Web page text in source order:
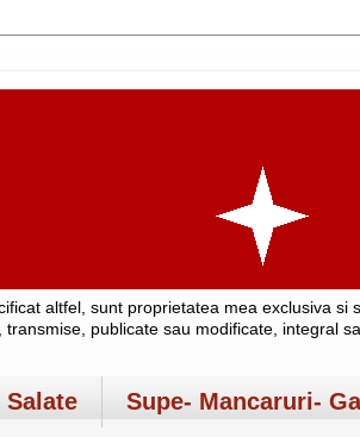
altfel, sunt proprietatea mea exclusiva
publicate sau modificate, integral
Supe- Mancaruri-